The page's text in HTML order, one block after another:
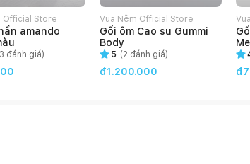
Official Store
amando
3 đánh giá)
Vua Nệm Official Store
Gối ôm Cao su Gummi
Body
5 (2 đánh giá)
đ1.200.000